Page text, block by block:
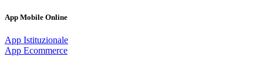
App Mobile Online
App Istituzionale
App Ecommerce